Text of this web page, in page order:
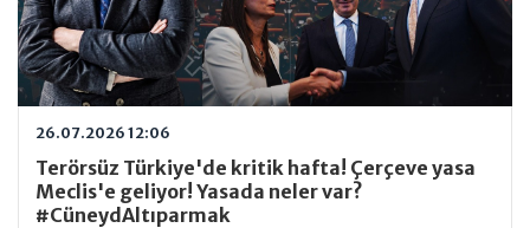
26.07.2026 12:06
Terörsüz Türkiye'de kritik hafta! Çerçeve yasa
Meclis'e geliyor! Yasada neler var?
#CüneydAltıparmak